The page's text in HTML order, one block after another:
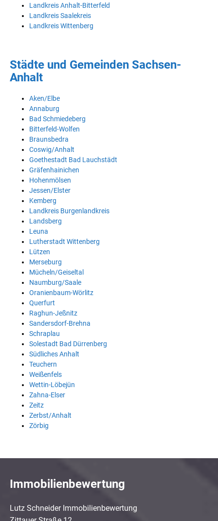
Landkreis Anhalt-Bitterfeld
Landkreis Saalekreis
Landkreis Wittenberg
Städte und Gemeinden Sachsen-
Anhalt
Aken/Elbe
Annaburg
Bad Schmiedeberg
Bitterfeld-Wolfen
Braunsbedra
Coswig/Anhalt
Goethestadt Bad Lauchstädt
Gräfenhainichen
Hohenmölsen
Jessen/Elster
Kemberg
Landkreis Burgenlandkreis
Landsberg
Leuna
Lutherstadt Wittenberg
Lützen
Merseburg
Mücheln/Geiseltal
Naumburg/Saale
Oranienbaum-Wörlitz
Querfurt
Raghun-Jeßnitz
Sandersdorf-Brehna
Schraplau
Solestadt Bad Dürrenberg
Südliches Anhalt
Teuchern
Weißenfels
Wettin-Löbejün
Zahna-Elser
Zeitz
Zerbst/Anhalt
Zörbig
Immobilienbewertung
Lutz Schneider Immobilienbewertung